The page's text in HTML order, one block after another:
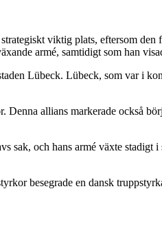
viktig plats, eftersom den
armé, samtidigt som han
Lübeck. Lübeck, som var i
allians markerade också
sak, och hans armé växte
besegrade en dansk